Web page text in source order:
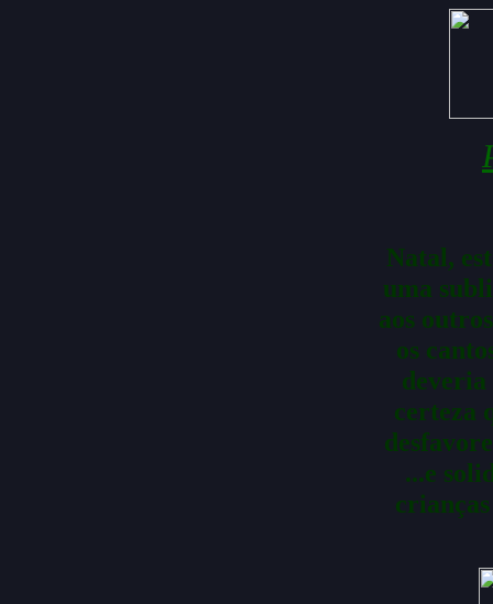
uma
aos
os
deveria
certeza
...e